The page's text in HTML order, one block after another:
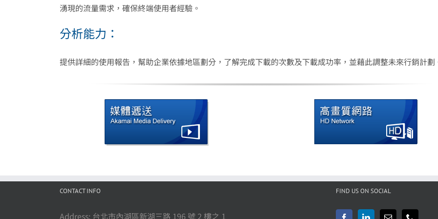
湧現的流量需求，確保終端使用者經驗。
分析能力：
提供詳細的使用報告，幫助企業依據地區劃分，了解完成下載的次數及下載成功率，並藉此調整未來行銷計劃
CONTACT INFO
Address: 台北市內湖區新湖三路 196 號 2 樓之 1
FIND US ON SOCIAL